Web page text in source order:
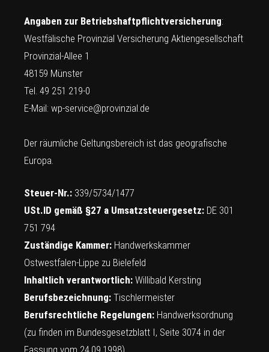
Angaben zur Betriebshaftpflichtversicherung:
Westfälische Provinzial Versicherung Aktiengesellschaft
Provinzial-Allee 1
48159 Münster
Tel. 49 251 219-0
E-Mail: wp-service@provinzial.de
Der räumliche Geltungsbereich ist das geografische
Europa.
Steuer-Nr.: 339/5734/1477
USt.ID gemäß §27 a Umsatzsteuergesetz: DE 301
751 794
Zuständige Kammer: Handwerkskammer
Ostwestfalen-Lippe zu Bielefeld
Inhaltlich verantwortlich: Willibald Kersting
Berufsbezeichnung: Tischlermeister
Berufsrechtliche Regelungen: Handwerksordnung
(zu finden im Bundesgesetzblatt I, Seite 3074 in der
Fassung vom 24.09.1998)